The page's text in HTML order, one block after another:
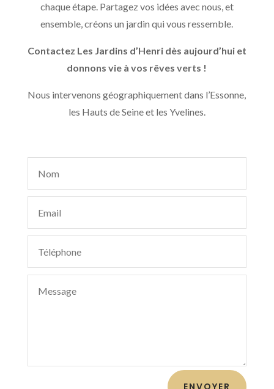
chaque étape. Partagez vos idées avec nous, et
ensemble, créons un jardin qui vous ressemble.
Contactez Les Jardins d’Henri dès aujourd’hui et
donnons vie à vos rêves verts !
Nous intervenons géographiquement dans l’Essonne,
les Hauts de Seine et les Yvelines.
ENVOYER